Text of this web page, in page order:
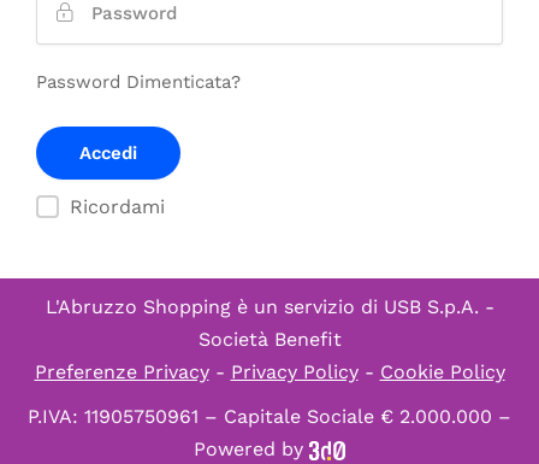
Password Dimenticata?
Ricordami
L'Abruzzo Shopping è un servizio di USB S.p.A. -
Società Benefit
Preferenze Privacy- Privacy Policy- Cookie Policy
P.IVA: 11905750961 – Capitale Sociale € 2.000.000 –
Powered by